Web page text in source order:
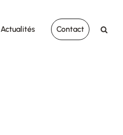
Actualités Contact